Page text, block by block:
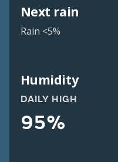
Next rain
Rain <5%
Humidity
DAILY HIGH
95%